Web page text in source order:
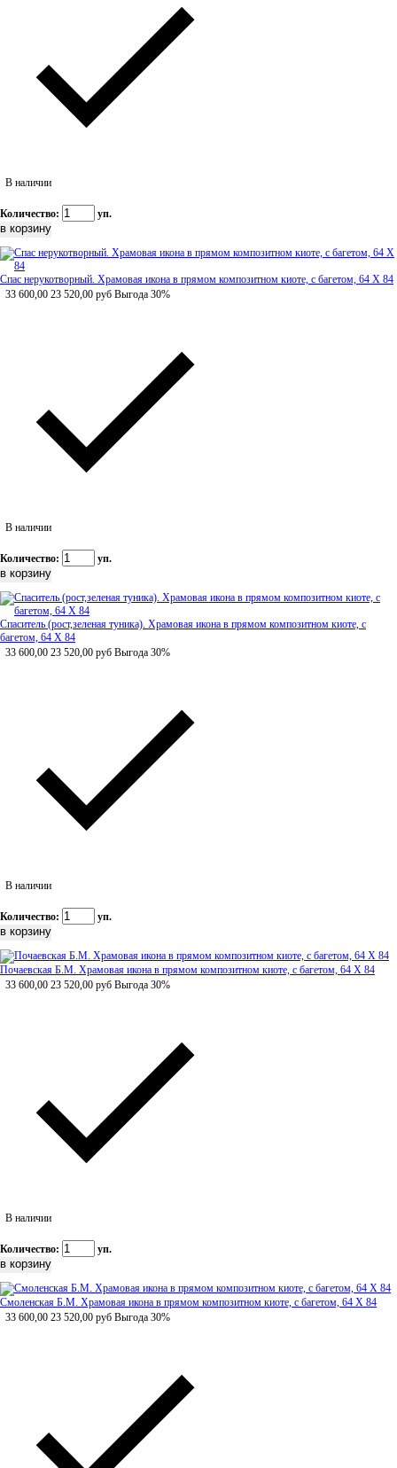
В наличии
Количество: уп.
Спас нерукотворный. Храмовая икона в прямом композитном киоте, с багетом, 64 Х 84
33 600,00 23 520,00 руб Выгода 30%
В наличии
Количество: уп.
Спаситель (рост,зеленая туника). Храмовая икона в прямом композитном киоте, с
багетом, 64 Х 84
33 600,00 23 520,00 руб Выгода 30%
В наличии
Количество: уп.
Почаевская Б.М. Храмовая икона в прямом композитном киоте, с багетом, 64 Х 84
33 600,00 23 520,00 руб Выгода 30%
В наличии
Количество: уп.
Смоленская Б.М. Храмовая икона в прямом композитном киоте, с багетом, 64 Х 84
33 600,00 23 520,00 руб Выгода 30%